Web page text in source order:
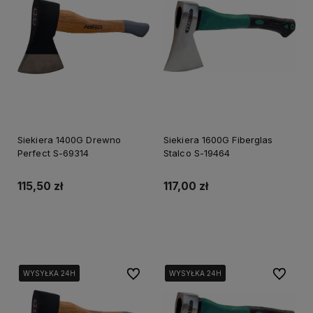
Siekiera 1400G Drewno
Perfect S-69314
115,50 zł
Siekiera 1600G Fiberglas
Stalco S-19464
117,00 zł
WYSYŁKA 24H
WYSYŁKA 24H
WYSYŁKA 24H Do ulubionychWYSYŁKA 24H
WYSYŁKA 24H
WYSYŁKA 24H Do